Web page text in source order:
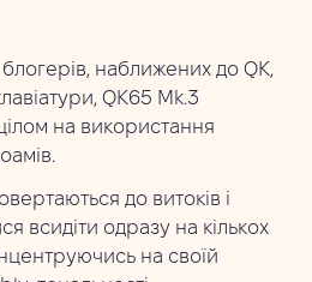
наближених до QK,
QK65 Mk.3
на використання
до витоків і
всидіти одразу на кількох
на своїй